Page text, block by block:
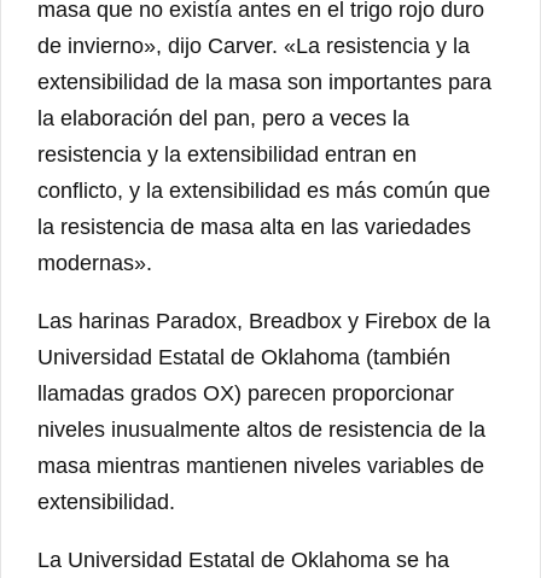
masa que no existía antes en el trigo rojo duro
de invierno», dijo Carver. «La resistencia y la
extensibilidad de la masa son importantes para
la elaboración del pan, pero a veces la
resistencia y la extensibilidad entran en
conflicto, y la extensibilidad es más común que
la resistencia de masa alta en las variedades
modernas».
Las harinas Paradox, Breadbox y Firebox de la
Universidad Estatal de Oklahoma (también
llamadas grados OX) parecen proporcionar
niveles inusualmente altos de resistencia de la
masa mientras mantienen niveles variables de
extensibilidad.
La Universidad Estatal de Oklahoma se ha